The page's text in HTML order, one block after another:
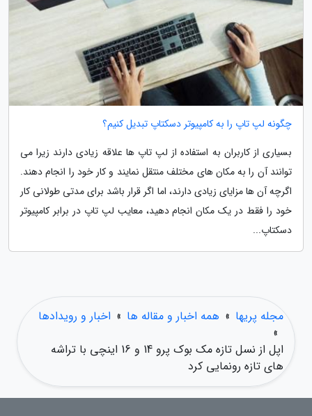
چگونه لپ تاپ را به کامپیوتر دسکتاپ تبدیل کنیم؟
بسیاری از کاربران به استفاده از لپ تاپ ها علاقه زیادی دارند زیرا می
توانند آن را به مکان های مختلف منتقل نمایند و کار خود را انجام دهند.
اگرچه آن ها مزایای زیادی دارند، اما اگر قرار باشد برای مدتی طولانی کار
خود را فقط در یک مکان انجام دهید، معایب لپ تاپ در برابر کامپیوتر
دسکتاپ...
مجله پریها » همه اخبار و مقاله ها » اخبار و رویدادها
»
اپل از نسل تازه مک بوک پرو 14 و 16 اینچی با تراشه
های تازه رونمایی کرد